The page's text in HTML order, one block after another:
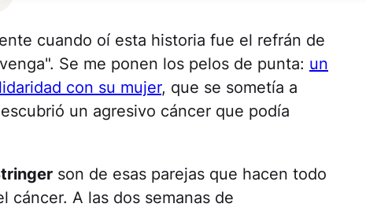
cuando oí esta historia fue el refrán de
Se me ponen los pelos de punta: un
con su mujer, que se sometía a
un agresivo cáncer que podía
son de esas parejas que hacen todo
cáncer. A las dos semanas de